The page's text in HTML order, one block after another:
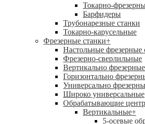
Токарно-
Барфидеры
Трубонарезные станки
Токарно-карусельные
Фрезерные станки+
Настольные фрезерные
Фрезерно-сверлильные
Вертикально
Горизонтально
Универсально
Широко универсальные
Обрабатывающие
Вертикальные+
5-осевые